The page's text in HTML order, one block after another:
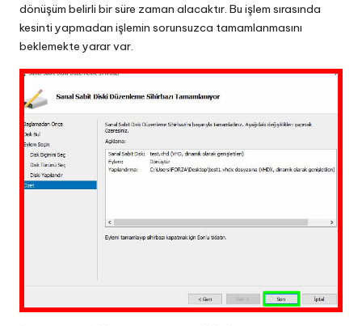
dönüşüm belirli bir süre zaman alacaktır. Bu işlem sırasında
kesinti yapmadan işlemin sorunsuzca tamamlanmasını
beklemekte yarar var.